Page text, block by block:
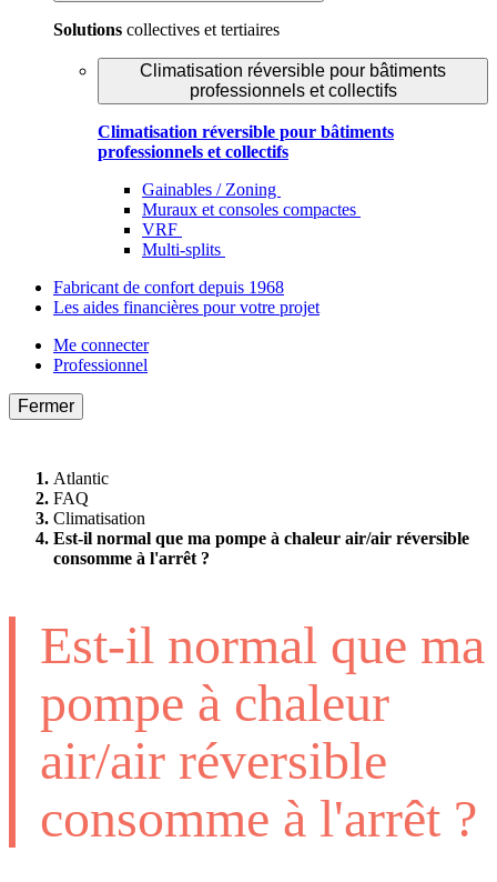
Solutions collectives et tertiaires
Climatisation réversible pour bâtiments
professionnels et collectifs
Climatisation réversible pour bâtiments
professionnels et collectifs
Gainables / Zoning
Muraux et consoles compactes
VRF
Multi-splits
Fabricant de confort depuis 1968
Les aides financières pour votre projet
Me connecter
Professionnel
Fermer
Atlantic
FAQ
Climatisation
Est-il normal que ma pompe à chaleur air/air réversible
consomme à l'arrêt ?
Est-il normal que ma
pompe à chaleur
air/air réversible
consomme à l'arrêt ?